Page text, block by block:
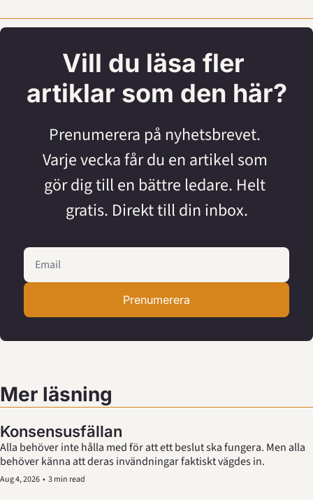
Vill du läsa fler
artiklar som den här?
Prenumerera på nyhetsbrevet.
Varje vecka får du en artikel som
gör dig till en bättre ledare. Helt
gratis. Direkt till din inbox.
Prenumerera
Mer läsning
Konsensusfällan
Alla behöver inte hålla med för att ett beslut ska fungera. Men alla
behöver känna att deras invändningar faktiskt vägdes in.
Aug 4, 2026 • 3 min read